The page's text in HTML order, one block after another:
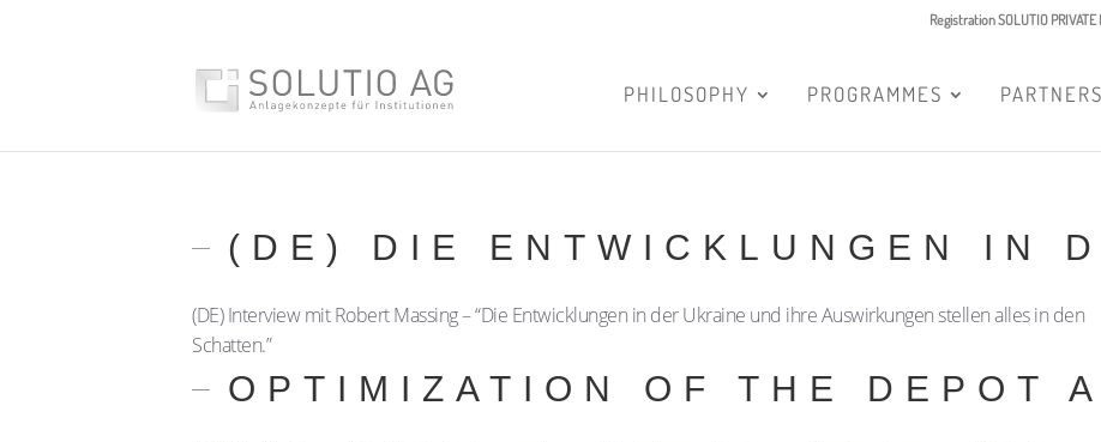
Registration SOLUTIO PRIVATE
PHILOSOPHY PROGRAMMES PARTNERS
(DE) DIE ENTWICKLUNGEN IN
(DE) Interview mit Robert Massing – “Die Entwicklungen in der Ukraine und ihre Auswirkungen stellen alles in den
Schatten.”
OPTIMIZATION OF THE DEPOT